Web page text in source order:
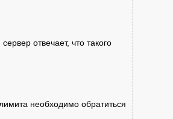
отвечает, что такого
необходимо обратиться